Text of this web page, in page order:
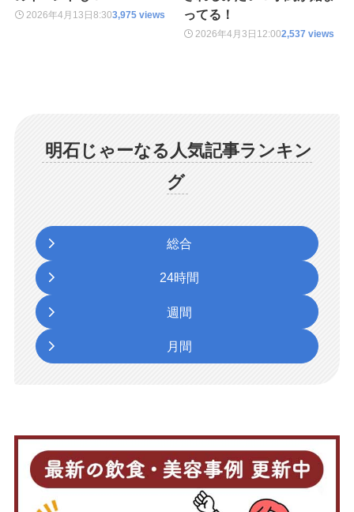
2026年4月13日 8:303,975 views
ってる！
2026年4月3日 12:002,537 views
明石じゃーなる人気記事ランキン
グ
総合
24時間
週間
月間